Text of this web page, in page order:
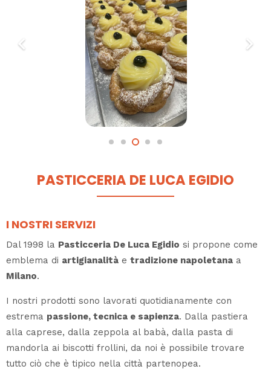
PASTICCERIA DE LUCA EGIDIO
I NOSTRI SERVIZI
Dal 1998 la Pasticceria De Luca Egidio si propone come
emblema di artigianalità e tradizione napoletana a
Milano.
I nostri prodotti sono lavorati quotidianamente con
estrema passione, tecnica e sapienza. Dalla pastiera
alla caprese, dalla zeppola al babà, dalla pasta di
mandorla ai biscotti frollini, da noi è possibile trovare
tutto ciò che è tipico nella città partenopea.